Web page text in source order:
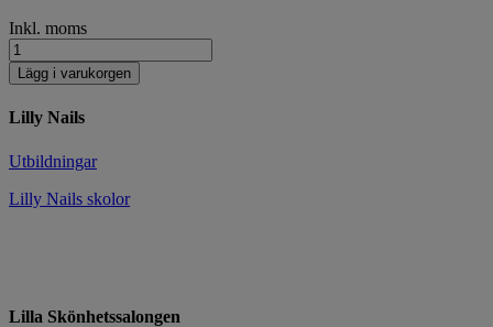
Inkl. moms
Lägg i varukorgen
Lilly Nails
Utbildningar
Lilly Nails skolor
Lilla Skönhetssalongen